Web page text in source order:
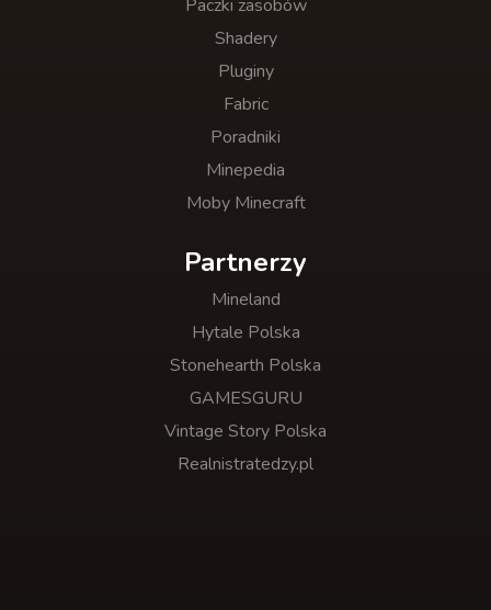
Paczki zasobów
Shadery
Pluginy
Fabric
Poradniki
Minepedia
Moby Minecraft
Partnerzy
Mineland
Hytale Polska
Stonehearth Polska
GAMESGURU
Vintage Story Polska
Realnistratedzy.pl